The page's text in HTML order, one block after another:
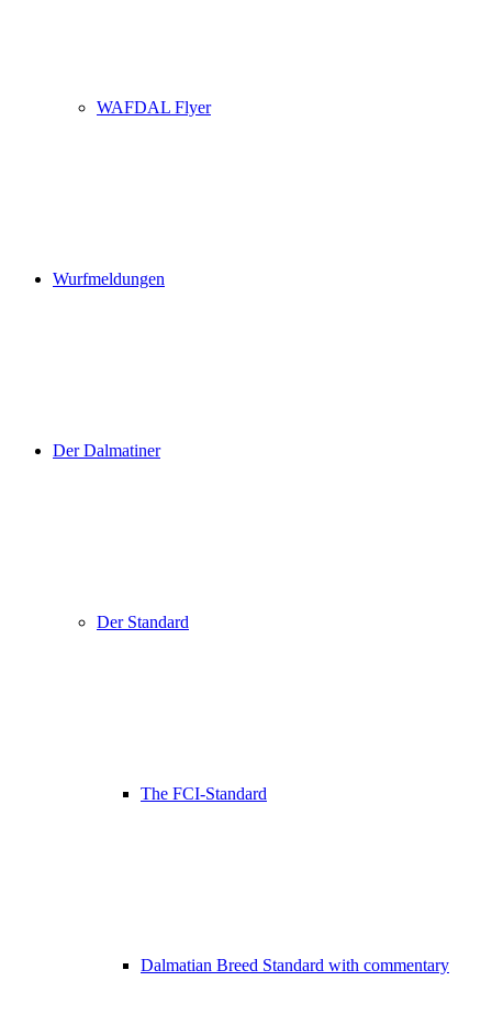
WAFDAL Flyer
Wurfmeldungen
Der Dalmatiner
Der Standard
The FCI-Standard
Dalmatian Breed Standard with commentary